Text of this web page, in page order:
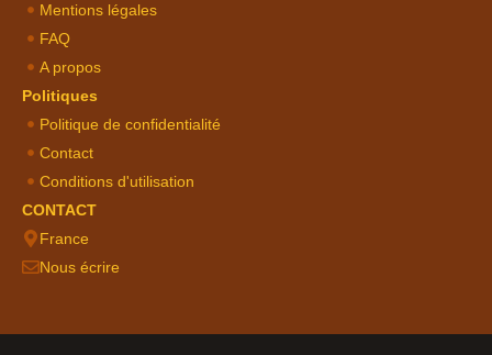
Mentions légales
FAQ
A propos
Politiques
Politique de confidentialité
Contact
Conditions d'utilisation
CONTACT
France
Nous écrire